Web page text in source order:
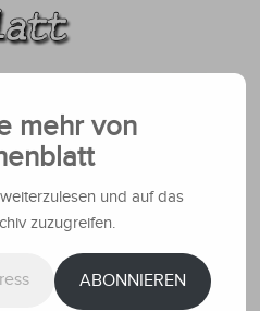
mehr von
und auf das
zuzugreifen.
ABONNIEREN